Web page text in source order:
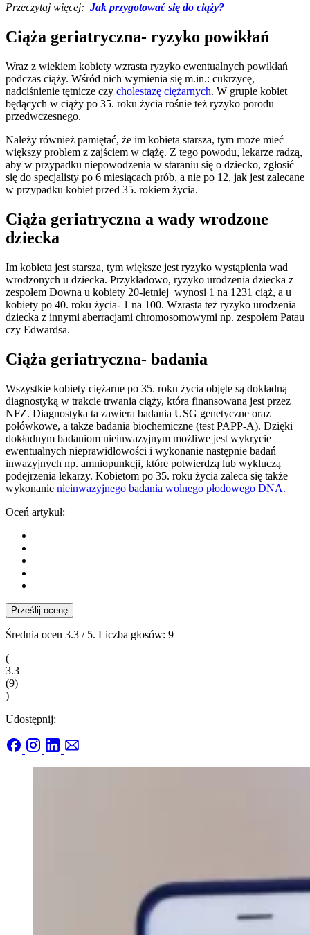
Przeczytaj więcej: Jak przygotować się do ciąży?
Ciąża geriatryczna- ryzyko powikłań
Wraz z wiekiem kobiety wzrasta ryzyko ewentualnych powikłań
podczas ciąży. Wśród nich wymienia się m.in.: cukrzycę,
nadciśnienie tętnicze czy cholestazę ciężarnych. W grupie kobiet
będących w ciąży po 35. roku życia rośnie też ryzyko porodu
przedwczesnego.
Należy również pamiętać, że im kobieta starsza, tym może mieć
większy problem z zajściem w ciążę. Z tego powodu, lekarze radzą,
aby w przypadku niepowodzenia w staraniu się o dziecko, zgłosić
się do specjalisty po 6 miesiącach prób, a nie po 12, jak jest zalecane
w przypadku kobiet przed 35. rokiem życia.
Ciąża geriatryczna a wady wrodzone
dziecka
Im kobieta jest starsza, tym większe jest ryzyko wystąpienia wad
wrodzonych u dziecka. Przykładowo, ryzyko urodzenia dziecka z
zespołem Downa u kobiety 20-letniej wynosi 1 na 1231 ciąż, a u
kobiety po 40. roku życia- 1 na 100. Wzrasta też ryzyko urodzenia
dziecka z innymi aberracjami chromosomowymi np. zespołem Patau
czy Edwardsa.
Ciąża geriatryczna- badania
Wszystkie kobiety ciężarne po 35. roku życia objęte są dokładną
diagnostyką w trakcie trwania ciąży, która finansowana jest przez
NFZ. Diagnostyka ta zawiera badania USG genetyczne oraz
połówkowe, a także badania biochemiczne (test PAPP-A). Dzięki
dokładnym badaniom nieinwazyjnym możliwe jest wykrycie
ewentualnych nieprawidłowości i wykonanie następnie badań
inwazyjnych np. amniopunkcji, które potwierdzą lub wykluczą
podejrzenia lekarzy. Kobietom po 35. roku życia zaleca się także
wykonanie nieinwazyjnego badania wolnego płodowego DNA.
Oceń artykuł:
Prześlij ocenę
Średnia ocen 3.3 / 5. Liczba głosów: 9
(
3.3
(9)
)
Udostępnij: